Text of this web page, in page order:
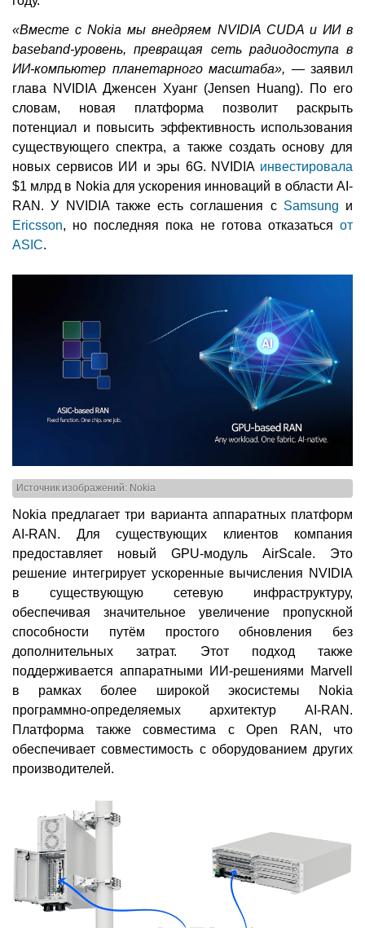
«Вместе с Nokia мы внедряем NVIDIA CUDA и ИИ в
baseband-уровень, превращая сеть радиодоступа в
ИИ-компьютер планетарного масштаба», — заявил
глава NVIDIA Дженсен Хуанг (Jensen Huang). По его
словам, новая платформа позволит раскрыть
потенциал и повысить эффективность использования
существующего спектра, а также создать основу для
новых сервисов ИИ и эры 6G. NVIDIA инвестировала
$1 млрд в Nokia для ускорения инноваций в области AI-
RAN. У NVIDIA также есть соглашения с Samsung и
Ericsson, но последняя пока не готова отказаться от
ASIC.
Источник изображений: Nokia
Nokia предлагает три варианта аппаратных платформ
AI-RAN. Для существующих клиентов компания
предоставляет новый GPU-модуль AirScale. Это
решение интегрирует ускоренные вычисления NVIDIA
в существующую сетевую инфраструктуру,
обеспечивая значительное увеличение пропускной
способности путём простого обновления без
дополнительных затрат. Этот подход также
поддерживается аппаратными ИИ-решениями Marvell
в рамках более широкой экосистемы Nokia
программно-определяемых архитектур AI-RAN.
Платформа также совместима с Open RAN, что
обеспечивает совместимость с оборудованием других
производителей.